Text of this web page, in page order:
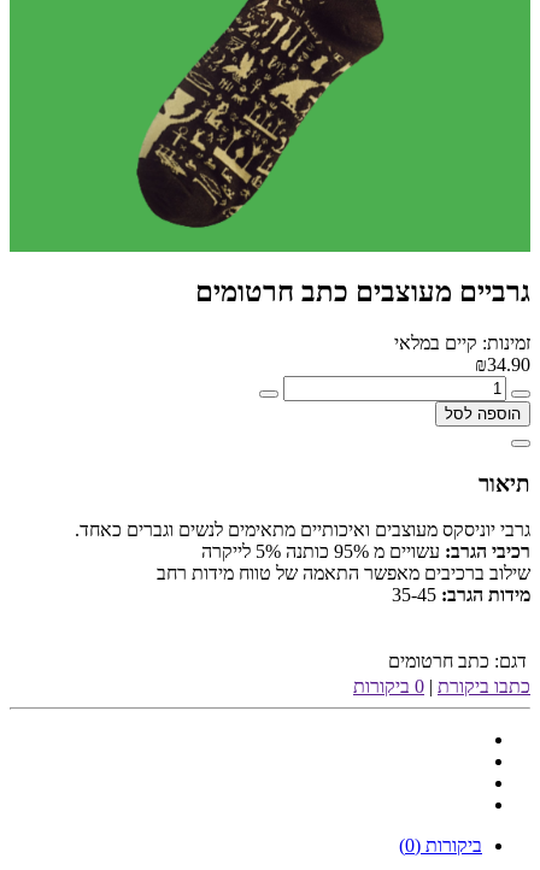
גרביים מעוצבים כתב חרטומים
זמינות: קיים במלאי
₪34.90
הוספה לסל
תיאור
גרבי יוניסקס מעוצבים ואיכותיים מתאימים לנשים וגברים כאחד.
רכיבי הגרב: עשויים מ 95% כותנה 5% לייקרה
שילוב ברכיבים מאפשר התאמה של טווח מידות רחב
מידות הגרב: 35-45
דגם: כתב חרטומים
כתבו ביקורת | 0 ביקורות
ביקורות (0)